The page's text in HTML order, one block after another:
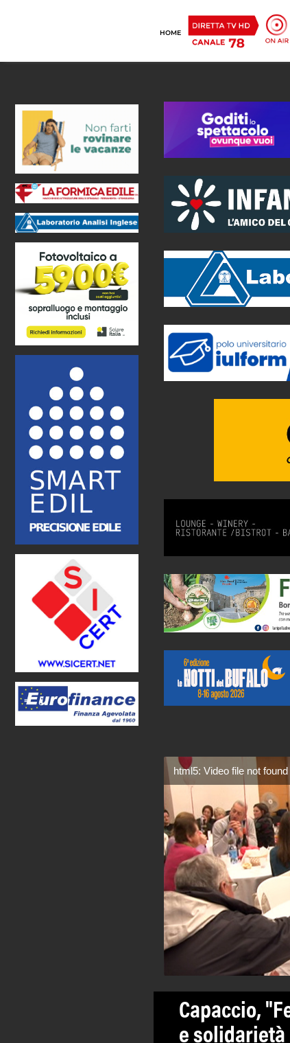
HOME
html5: Video file not found
Capaccio,
e solidarietà